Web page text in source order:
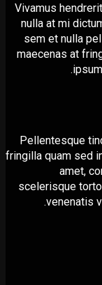
Vivamus
nulla at
sem et
maecenas
fringilla